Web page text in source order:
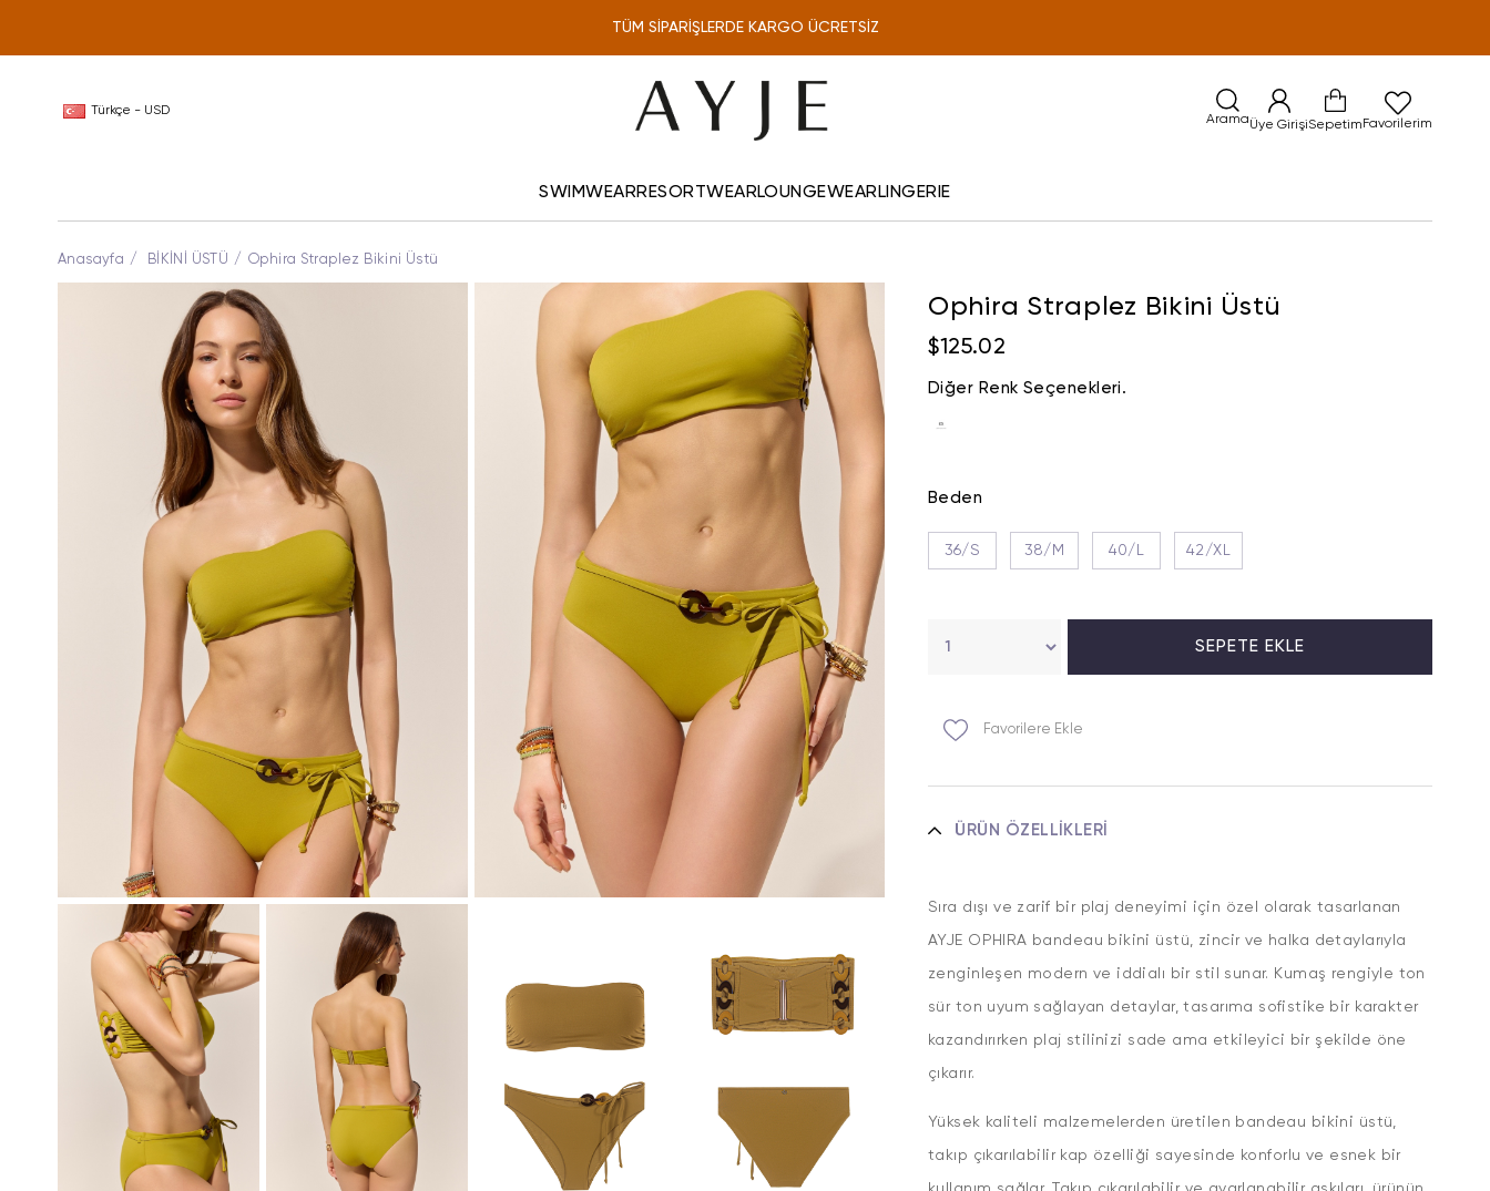
ONLINE'A ÖZEL %10 İNDİRİM
Türkçe - USD
AramaÜye GirişiSepetim Favorilerim
SWIMWEARRESORTWEARLOUNGEWEARLINGERIE
Anasayfa BİKİNİ ÜSTÜ Ophira Straplez Bikini Üstü
Ophira Straplez Bikini Üstü
$125.02
Diğer Renk Seçenekleri.
Beden
36/S 38/M 40/L 42/XL
Favorilere Ekle
ÜRÜN ÖZELLIKLERI
Sıra dışı ve zarif bir plaj deneyimi için özel olarak tasarlanan
AYJE OPHIRA bandeau bikini üstü, zincir ve halka detaylarıyla
zenginleşen modern ve iddialı bir stil sunar. Kumaş rengiyle ton
sür ton uyum sağlayan detaylar, tasarıma sofistike bir karakter
kazandırırken plaj stilinizi sade ama etkileyici bir şekilde öne
çıkarır.
Yüksek kaliteli malzemelerden üretilen bandeau bikini üstü,
takıp çıkarılabilir kap özelliği sayesinde konforlu ve esnek bir